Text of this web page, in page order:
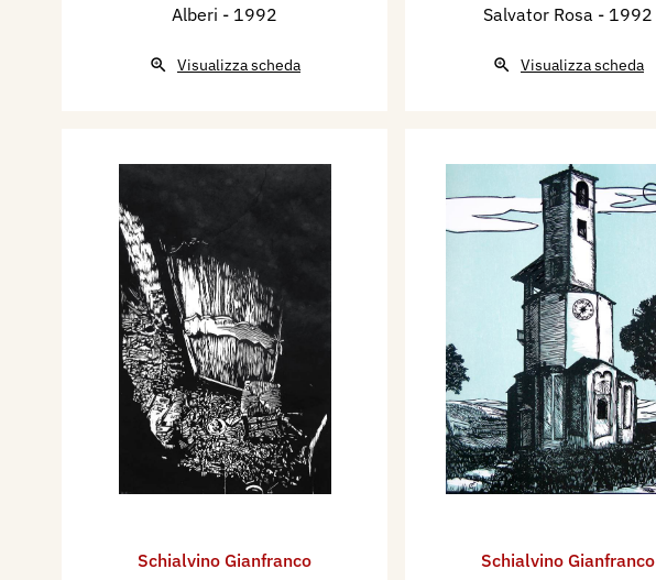
Alberi - 1992
Visualizza scheda
Salvator Rosa - 1992
Visualizza scheda
Schialvino ​Gianfranco Schialvino ​Gianfranco